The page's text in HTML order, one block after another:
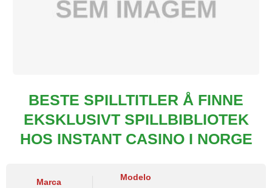
BESTE SPILLTITLER Å FINNE
EKSKLUSIVT SPILLBIBLIOTEK
HOS INSTANT CASINO I NORGE
Marca
Modelo